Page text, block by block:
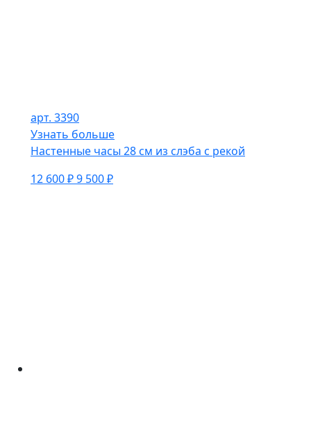
арт. 3390
Узнать больше
Настенные часы 28 см из слэба с рекой
12 600 ₽9 500 ₽